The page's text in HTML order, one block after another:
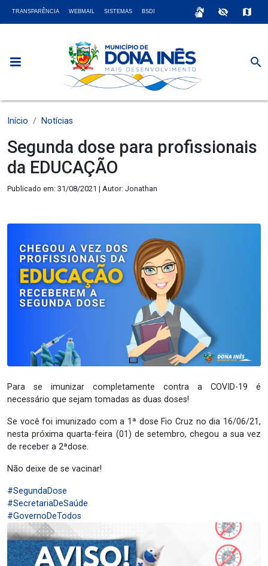
TRANSPARÊNCIA WEBMAIL SISTEMAS BSDI sign_language visibility_off map
search
Início Notícias
Segunda dose para profissionais
da EDUCAÇÃO
Publicado em: 31/08/2021 | Autor: Jonathan
Para se imunizar completamente contra a COVID-19 é
necessário que sejam tomadas as duas doses!
Se você foi imunizado com a 1ª dose Fio Cruz no dia 16/06/21,
nesta próxima quarta-feira (01) de setembro, chegou a sua vez
de receber a 2ªdose.
Não deixe de se vacinar!
#SegundaDose
#SecretariaDeSaúde
#GovernoDeTodos